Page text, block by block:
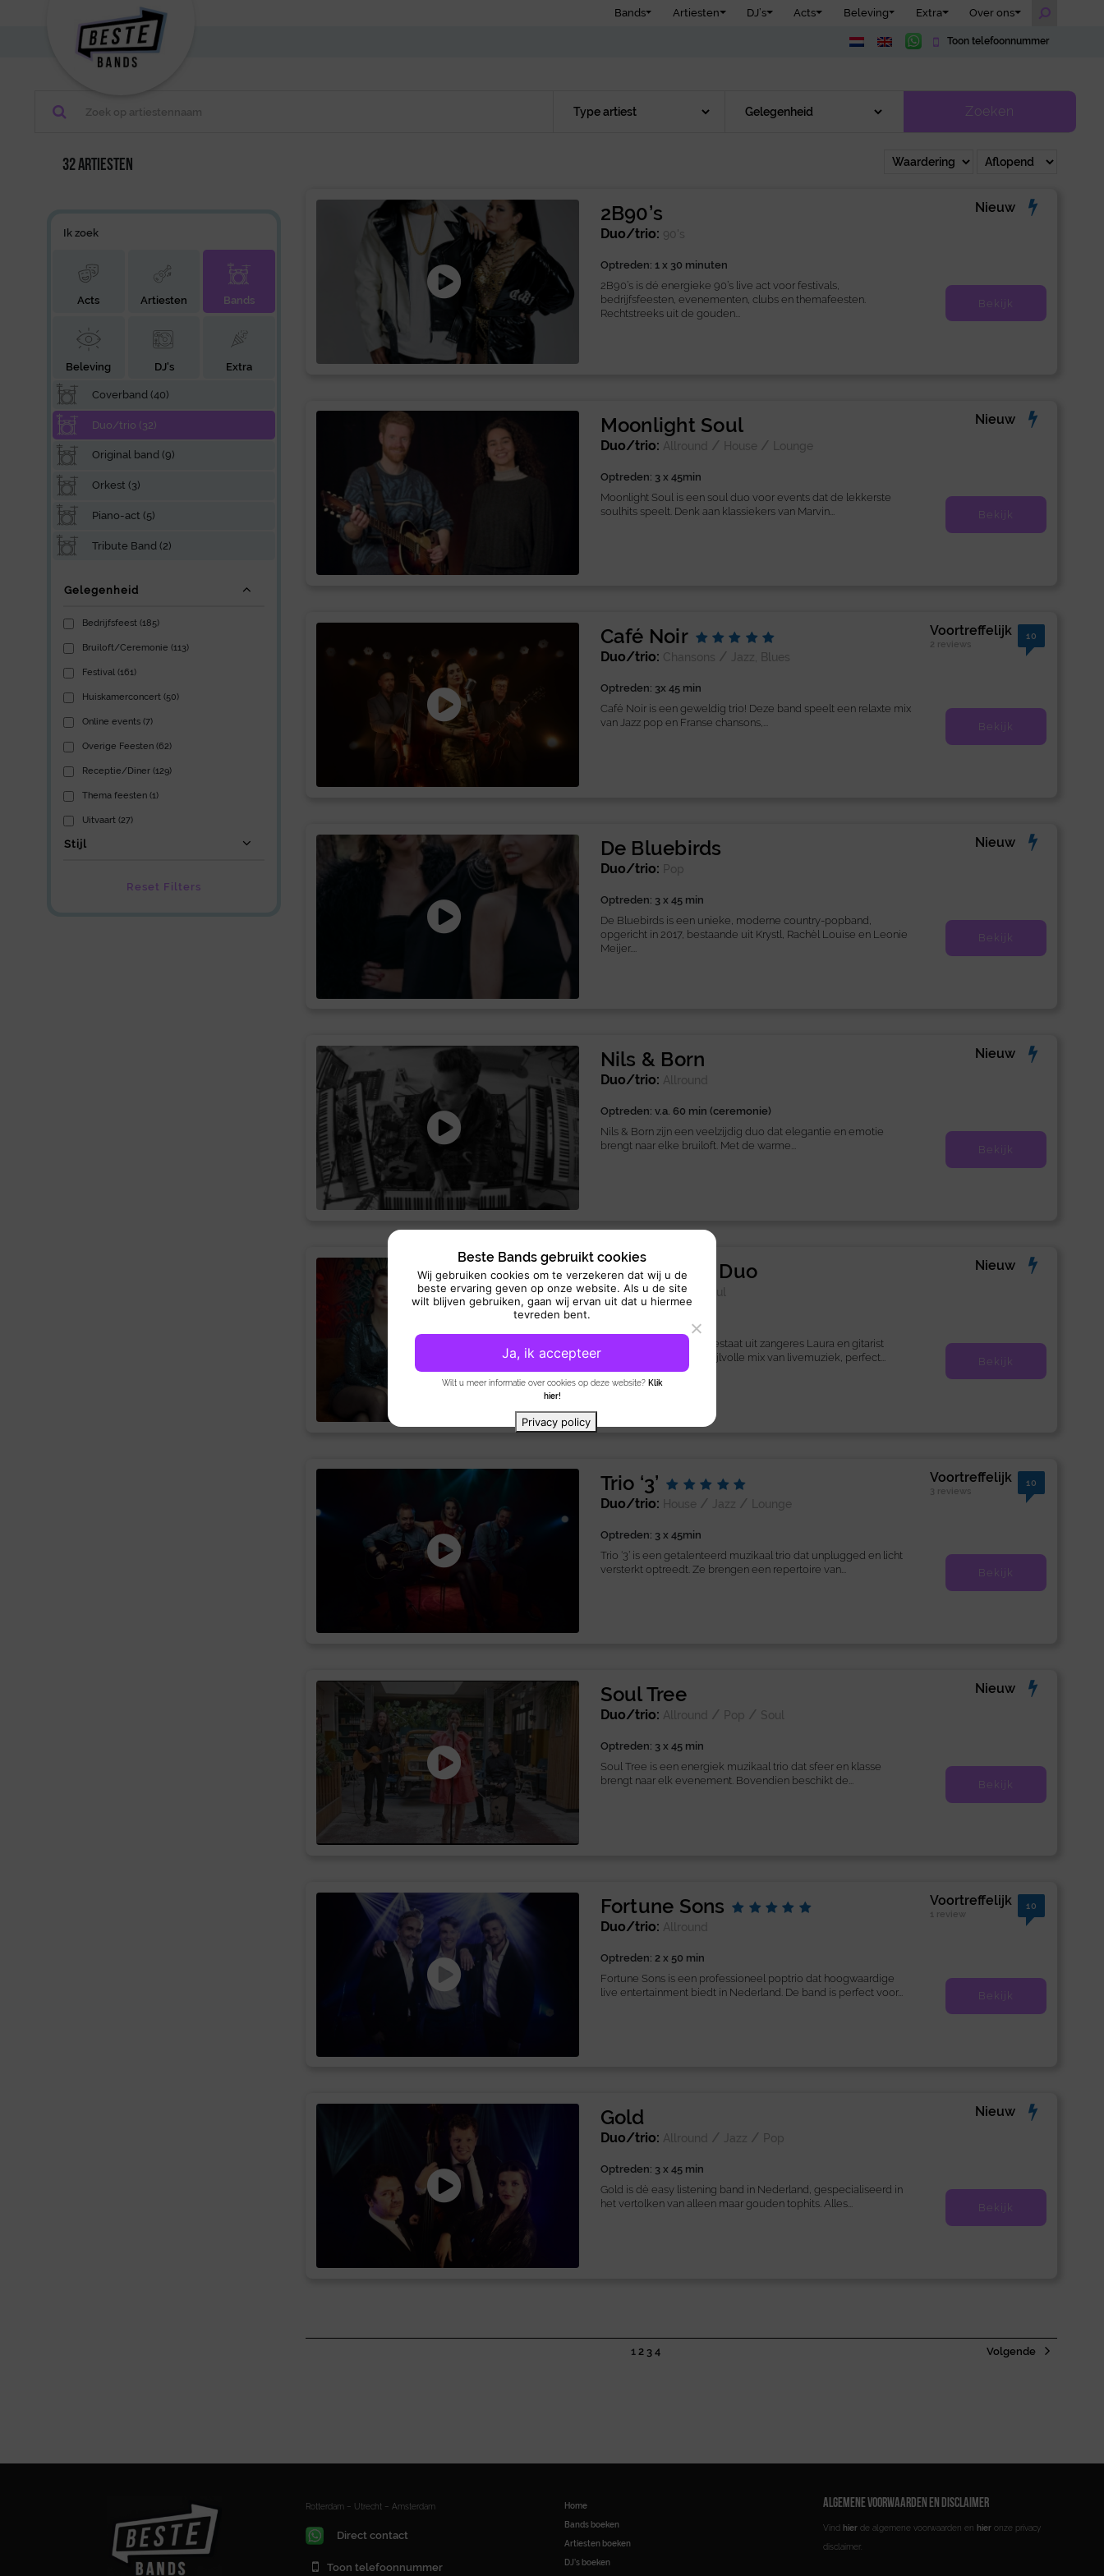
Bands Artiesten DJ’s Acts Beleving Extra Over ons
Toon telefoonnummer
Zoeken
32 artiesten
Ik zoek
Acts Artiesten Bands
Beleving DJ's Extra
Coverband (40)
Duo/trio (32)
Original band (9)
Orkest (3)
Piano-act (5)
Tribute Band (2)
Gelegenheid
Bedrijfsfeest (185)
Bruiloft/Ceremonie (113)
Festival (161)
Huiskamerconcert (50)
Online events (7)
Overige Feesten (62)
Receptie/Diner (129)
Thema feesten (1)
Uitvaart (27)
Stijl
Reset Filters
2B90’s
Nieuw
Duo/trio: 90's
Optreden: 1 x 30 minuten
2B90’s is dé energieke 90’s live act voor festivals,
bedrijfsfeesten, evenementen, clubs en themafeesten.
Rechtstreeks uit de gouden...
Bekijk
Moonlight Soul
Nieuw
Duo/trio: Allround / House / Lounge
Optreden: 3 x 45min
Moonlight Soul is een soul duo voor events dat de lekkerste
soulhits speelt. Denk aan klassiekers van Marvin...
Bekijk
Café Noir Voortreffelijk
2 reviews
10
Duo/trio: Chansons / Jazz, Blues
Optreden: 3x 45 min
Café Noir is een geweldig trio! Deze band speelt een relaxte mix
van Jazz pop en Franse chansons,...
Bekijk
De Bluebirds
Nieuw
Duo/trio: Pop
Optreden: 3 x 45 min
De Bluebirds is een unieke, moderne country-popband,
opgericht in 2017, bestaande uit Krystl, Rachèl Louise en Leonie
Meijer....
Bekijk
Nils & Born
Nieuw
Duo/trio: Allround
Optreden: v.a. 60 min (ceremonie)
Nils & Born zijn een veelzijdig duo dat elegantie en emotie
brengt naar elke bruiloft. Met de warme...
Bekijk
Background Duo
Nieuw
Duo/trio: Jazz/ Soul
Optreden: 3x 45 min
Het Background Duo bestaat uit zangeres Laura en gitarist
Richard en levert een stijlvolle mix van livemuziek, perfect...
Bekijk
Trio ‘3’ Voortreffelijk
3 reviews
10
Duo/trio: House / Jazz / Lounge
Optreden: 3 x 45min
Trio ‘3’ is een getalenteerd muzikaal trio dat unplugged en licht
versterkt optreedt. Ze brengen een repertoire van...
Bekijk
Soul Tree
Nieuw
Duo/trio: Allround / Pop / Soul
Optreden: 3 x 45 min
Soul Tree is een energiek muzikaal trio dat sfeer en klasse
brengt naar elk evenement. Bovendien beschikt de...
Bekijk
Fortune Sons Voortreffelijk
1 review
10
Duo/trio: Allround
Optreden: 2 x 50 min
Fortune Sons is een professioneel poptrio dat hoogwaardige
live entertainment biedt in Nederland. De band is perfect voor...
Bekijk
Gold
Nieuw
Duo/trio: Allround / Jazz / Pop
Optreden: 3 x 45 min
Gold is dè easy listening band in Nederland, gespecialiseerd in
het vertolken van alleen maar gouden tophits. Alles...
Bekijk
1 2 3 4 Volgende
Rotterdam – Utrecht – Amsterdam
Direct contact
Toon telefoonnummer
Home
Bands boeken
Artiesten boeken
DJ’s boeken
ALGEMENE VOORWAARDEN EN DISCLAIMER
Vind hier de algemene voorwaarden en hier onze privacy
disclaimer.
Beste Bands gebruikt cookies
Wij gebruiken cookies om te verzekeren dat wij u de
beste ervaring geven op onze website. Als u de site
wilt blijven gebruiken, gaan wij ervan uit dat u hiermee
tevreden bent.
Wilt u meer informatie over cookies op deze website? Klik
hier!
Ja, ik accepteer
Privacy policy